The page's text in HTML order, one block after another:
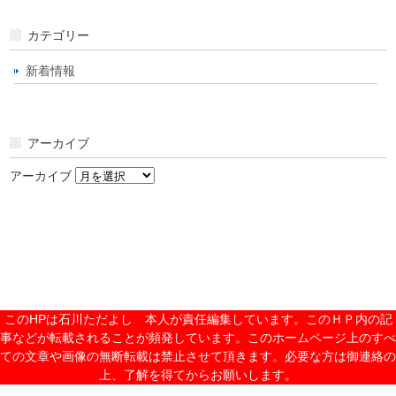
カテゴリー
新着情報
アーカイブ
アーカイブ
このHPは石川ただよし 本人が責任編集しています。このＨＰ内の記
事などが転載されることが頻発しています。このホームページ上のすべ
ての文章や画像の無断転載は禁止させて頂きます。必要な方は御連絡の
上、了解を得てからお願いします。